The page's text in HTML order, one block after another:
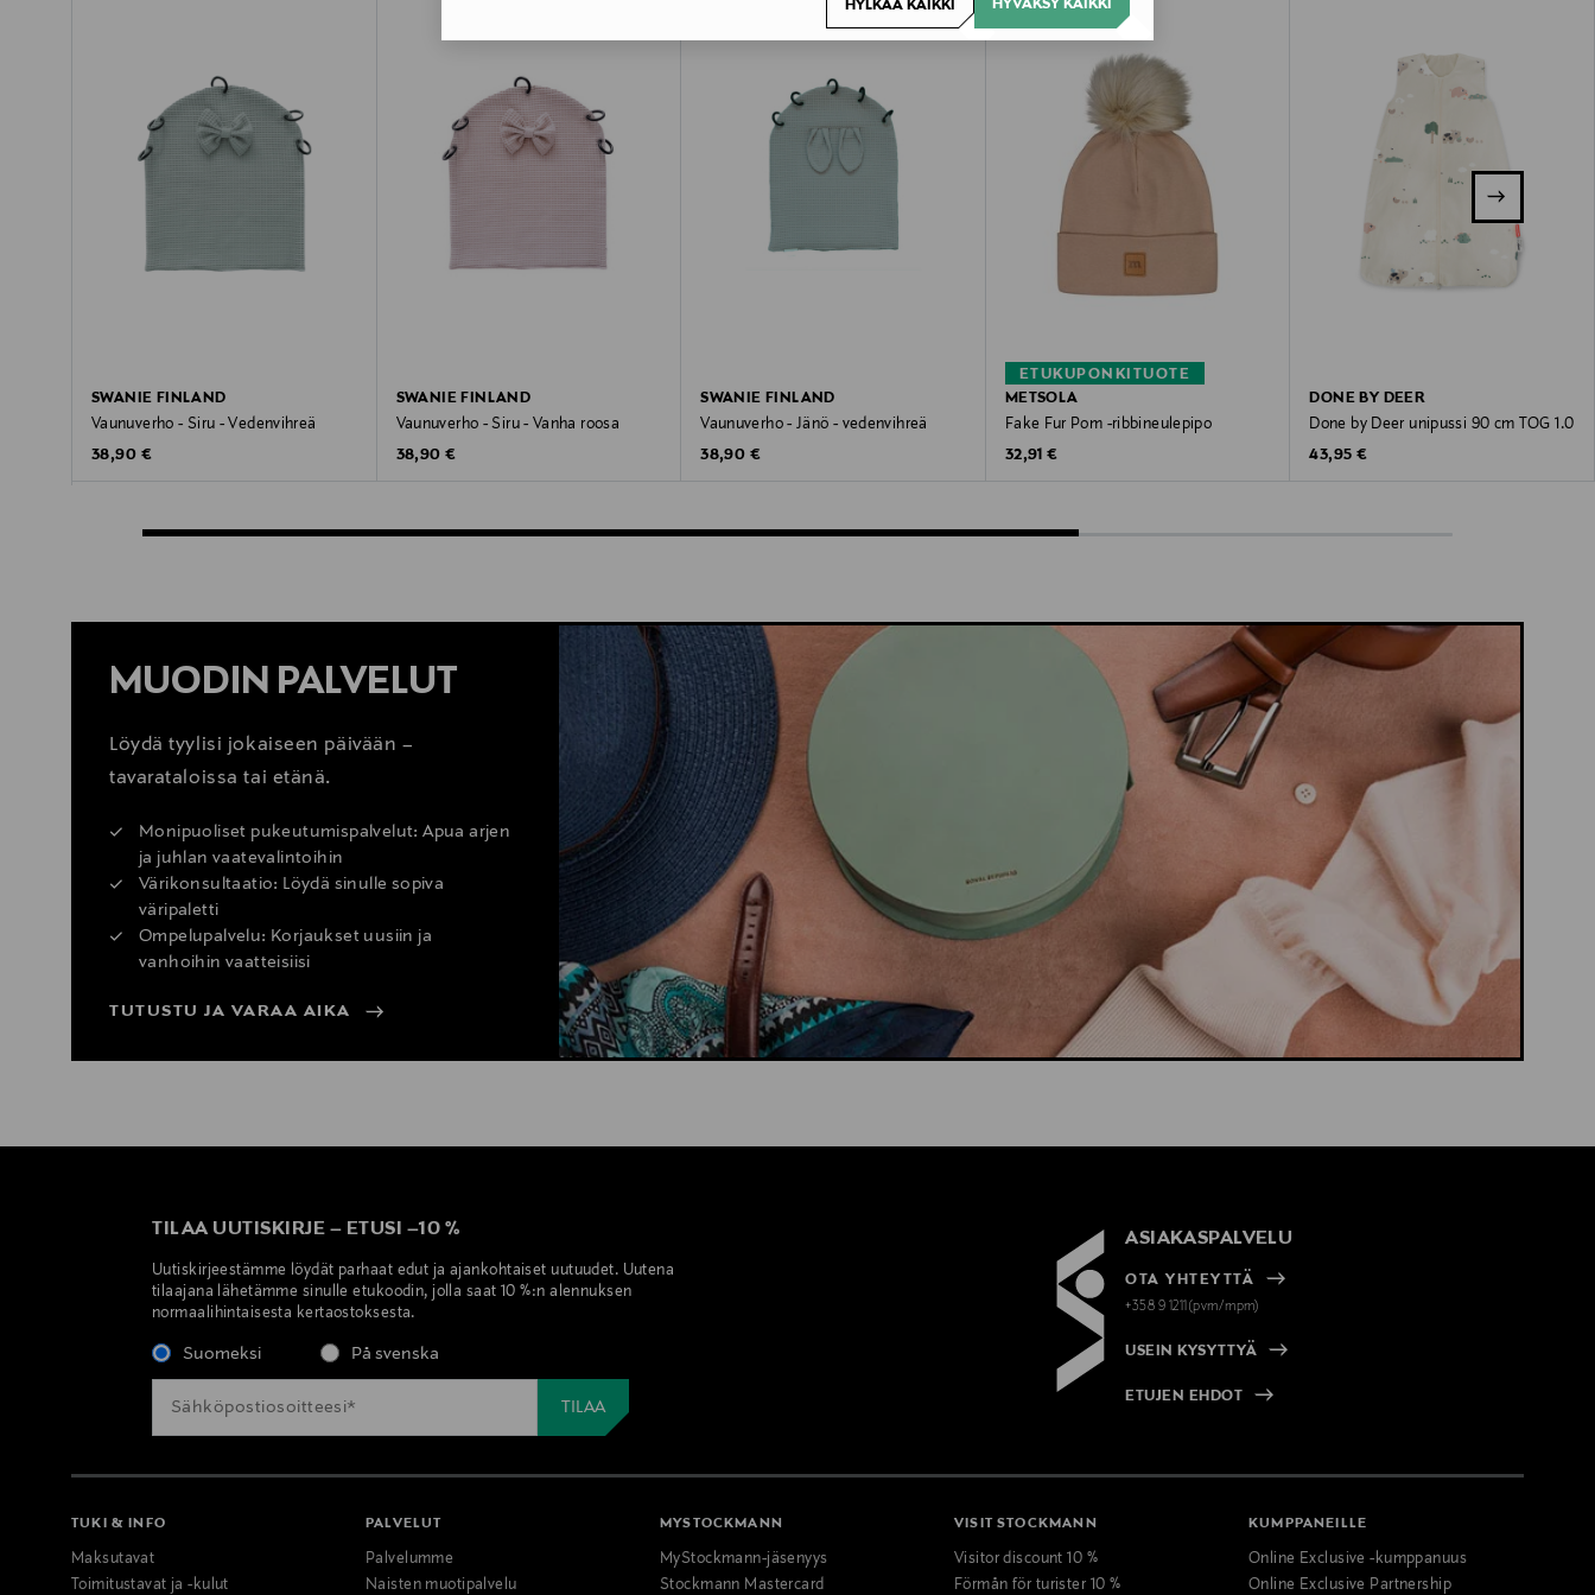
HYLKÄÄ KAIKKI HYVÄKSY KAIKKI
SWANIE FINLAND
Vaunuverho - Siru - Vedenvihreä
Original Price
38,90 €
SWANIE FINLAND
Vaunuverho - Siru - Vanha roosa
Original Price
38,90 €
SWANIE FINLAND
Vaunuverho - Jänö - vedenvihreä
Original Price
38,90 €
ETUKUPONKITUOTE
METSOLA
Fake Fur Pom -ribbineulepipo
Original Price
32,91 €
DONE BY DEER
Done by Deer unipussi 90 cm TOG 1.0
Original Price
43,95 €
MUODIN PALVELUT
Löydä tyylisi jokaiseen päivään –
tavarataloissa tai etänä.
Monipuoliset pukeutumispalvelut: Apua arjen
ja juhlan vaatevalintoihin
Värikonsultaatio: Löydä sinulle sopiva
väripaletti
Ompelupalvelu: Korjaukset uusiin ja
vanhoihin vaatteisiisi
TUTUSTU JA VARAA AIKA
TILAA UUTISKIRJE – ETUSI –10 %
Uutiskirjeestämme löydät parhaat edut ja ajankohtaiset uutuudet. Uutena
tilaajana lähetämme sinulle etukoodin, jolla saat 10 %:n alennuksen
normaalihintaisesta kertaostoksesta.
Suomeksi På svenska
ASIAKASPALVELU
OTA YHTEYTTÄ
+358 9 1211(pvm/mpm)
USEIN KYSYTTYÄ
ETUJEN EHDOT
TUKI & INFO
Maksutavat
Toimitustavat ja -kulut
PALVELUT
Palvelumme
Naisten muotipalvelu
MYSTOCKMANN
MyStockmann-jäsenyys
Stockmann Mastercard
VISIT STOCKMANN
Visitor discount 10 %
Förmån för turister 10 %
KUMPPANEILLE
Online Exclusive -kumppanuus
Online Exclusive Partnership